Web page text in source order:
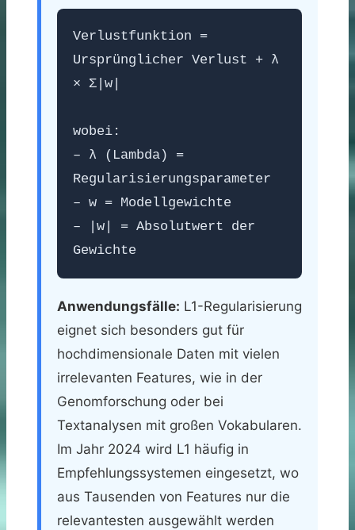
Verlustfunktion =
Ursprünglicher Verlust + λ
× Σ|w|
wobei:
– λ (Lambda) =
Regularisierungsparameter
– w = Modellgewichte
– |w| = Absolutwert der
Gewichte
Anwendungsfälle: L1-Regularisierung
eignet sich besonders gut für
hochdimensionale Daten mit vielen
irrelevanten Features, wie in der
Genomforschung oder bei
Textanalysen mit großen Vokabularen.
Im Jahr 2024 wird L1 häufig in
Empfehlungssystemen eingesetzt, wo
aus Tausenden von Features nur die
relevantesten ausgewählt werden